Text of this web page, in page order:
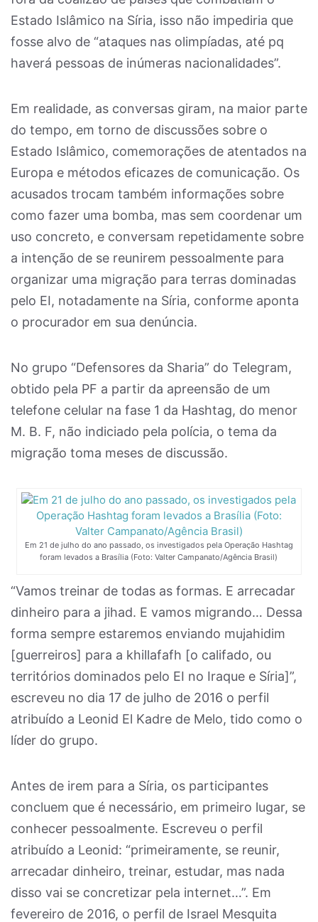
Estado Islâmico na Síria, isso não impediria que
fosse alvo de “ataques nas olimpíadas, até pq
haverá pessoas de inúmeras nacionalidades”.
Em realidade, as conversas giram, na maior parte
do tempo, em torno de discussões sobre o
Estado Islâmico, comemorações de atentados na
Europa e métodos eficazes de comunicação. Os
acusados trocam também informações sobre
como fazer uma bomba, mas sem coordenar um
uso concreto, e conversam repetidamente sobre
a intenção de se reunirem pessoalmente para
organizar uma migração para terras dominadas
pelo EI, notadamente na Síria, conforme aponta
o procurador em sua denúncia.
No grupo “Defensores da Sharia” do Telegram,
obtido pela PF a partir da apreensão de um
telefone celular na fase 1 da Hashtag, do menor
M. B. F, não indiciado pela polícia, o tema da
migração toma meses de discussão.
Em 21 de julho do ano passado, os investigados pela Operação Hashtag
foram levados a Brasília (Foto: Valter Campanato/Agência Brasil)
“Vamos treinar de todas as formas. E arrecadar
dinheiro para a jihad. E vamos migrando… Dessa
forma sempre estaremos enviando mujahidim
[guerreiros] para a khillafafh [o califado, ou
territórios dominados pelo EI no Iraque e Síria]”,
escreveu no dia 17 de julho de 2016 o perfil
atribuído a Leonid El Kadre de Melo, tido como o
líder do grupo.
Antes de irem para a Síria, os participantes
concluem que é necessário, em primeiro lugar, se
conhecer pessoalmente. Escreveu o perfil
atribuído a Leonid: “primeiramente, se reunir,
arrecadar dinheiro, treinar, estudar, mas nada
disso vai se concretizar pela internet…”. Em
fevereiro de 2016, o perfil de Israel Mesquita